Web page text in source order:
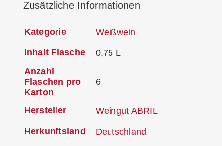
Zusätzliche Informationen
Kategorie Weißwein
Inhalt Flasche
0,75 L
Anzahl
Flaschen pro
Karton
6
Hersteller Weingut ABRIL
Herkunftsland Deutschland